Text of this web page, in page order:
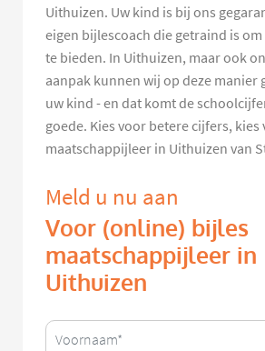
Uithuizen. Uw kind is bij ons
eigen bijlescoach die getraind is
te bieden. In Uithuizen, maar ook
aanpak kunnen wij op deze manier
uw kind - en dat komt de
goede. Kies voor betere cijfers, kies
maatschappijleer in Uithuizen van
Meld u nu aan
Voor (online) bijles
maatschappijleer in
Uithuizen